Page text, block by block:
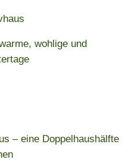
wohlige und
– eine Doppelhaushälfte